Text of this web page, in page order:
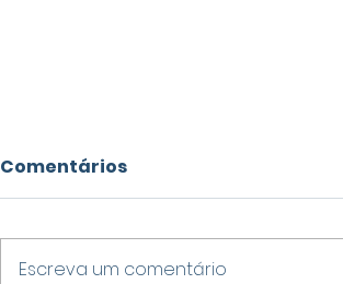
Comentários
Escreva um comentário